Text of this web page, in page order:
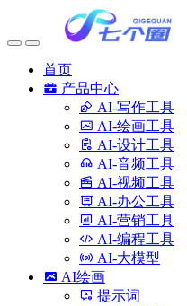
首页
产品中心
AI-写作工具
AI-绘画工具
AI-设计工具
AI-音频工具
AI-视频工具
AI-办公工具
AI-营销工具
AI-编程工具
AI-大模型
AI绘画
提示词